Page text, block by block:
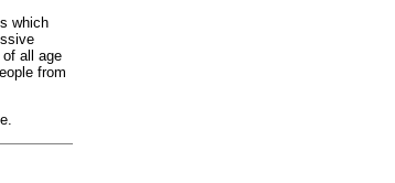
which
all age
from